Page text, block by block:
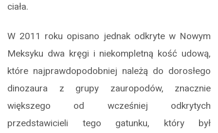
ciała.
W 2011 roku opisano jednak odkryte w Nowym
Meksyku dwa kręgi i niekompletną kość udową,
które najprawdopodobniej należą do dorosłego
dinozaura z grupy zauropodów, znacznie
większego od wcześniej odkrytych
przedstawicieli tego gatunku, który był